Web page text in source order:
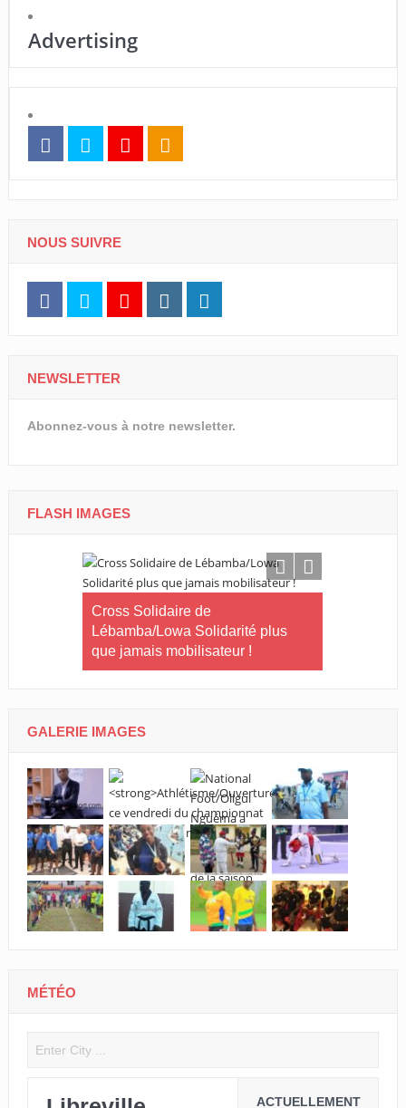
Advertising
NOUS SUIVRE
NEWSLETTER
Abonnez-vous à notre newsletter.
FLASH IMAGES
Cross Solidaire de
Lébamba/Lowa Solidarité plus
que jamais mobilisateur !
GALERIE IMAGES
MÉTÉO
ACTUELLEMENT